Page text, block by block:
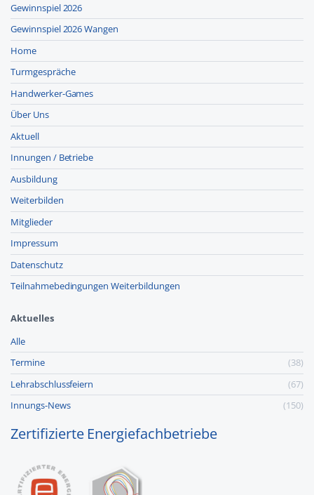
Gewinnspiel 2026
Gewinnspiel 2026 Wangen
Home
Turmgespräche
Handwerker-Games
Über Uns
Aktuell
Innungen / Betriebe
Ausbildung
Weiterbilden
Mitglieder
Impressum
Datenschutz
Teilnahmebedingungen Weiterbildungen
Aktuelles
Alle
Termine
(38)
Lehr­abschluss­feiern
(67)
Innungs-News
(150)
Zertifizierte Energiefachbetriebe